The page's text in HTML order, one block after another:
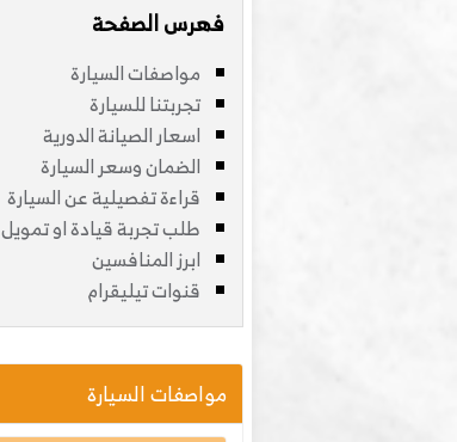
فهرس الصفحة
مواصفات السيارة
تجربتنا للسيارة
اسعار الصيانة الدورية
الضمان وسعر السيارة
قراءة تفصيلية عن السيارة
طلب تجربة قيادة او تمويل
ابرز المنافسين
قنوات تيليقرام
مواصفات السيارة